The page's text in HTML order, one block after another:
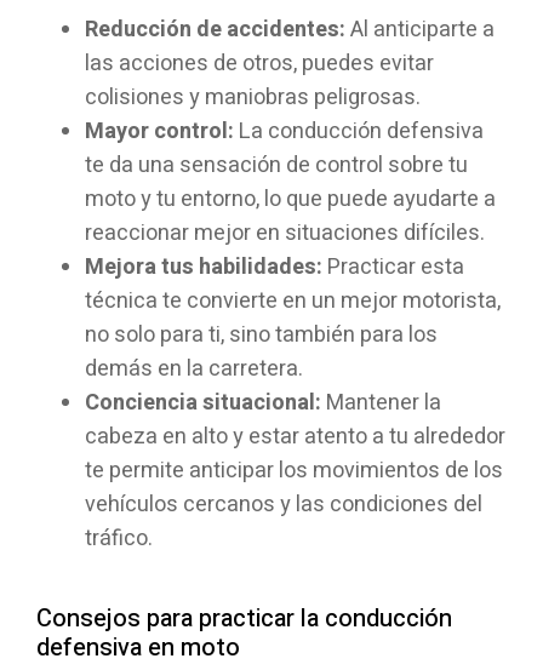
Reducción de accidentes:Al anticiparte a
las acciones de otros, puedes evitar
colisiones y maniobras peligrosas.
Mayor control: La conducción defensiva
te da una sensación de control sobre tu
moto y tu entorno, lo que puede ayudarte a
reaccionar mejor en situaciones difíciles.
Mejora tus habilidades: Practicar esta
técnica te convierte en un mejor motorista,
no solo para ti, sino también para los
demás en la carretera.
Conciencia situacional: Mantener la
cabeza en alto y estar atento a tu alrededor
te permite anticipar los movimientos de los
vehículos cercanos y las condiciones del
tráfico.
Consejos para practicar la conducción
defensiva en moto